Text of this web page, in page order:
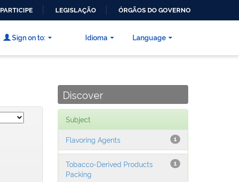
PARTICIPE LEGISLAÇÃO ÓRGÃOS DO GOVERNO
Language
Sign on to: Idioma
Discover
Subject
1
Flavoring Agents
1
Tobacco-Derived Products
Packing